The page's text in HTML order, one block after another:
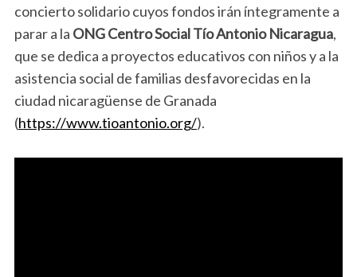
concierto solidario cuyos fondos irán íntegramente a
parar a la ONG Centro Social Tío Antonio Nicaragua,
que se dedica a proyectos educativos con niños y a la
asistencia social de familias desfavorecidas en la
ciudad nicaragüense de Granada
(https://www.tioantonio.org/).